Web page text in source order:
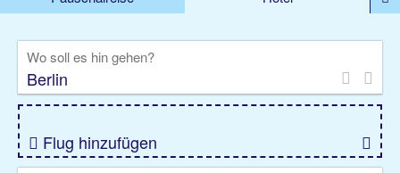
Kreuzfahrten
Rundreisen
Privattransfer
Zusatzleistungen
Wo soll es hin gehen?
Flug hinzufügen